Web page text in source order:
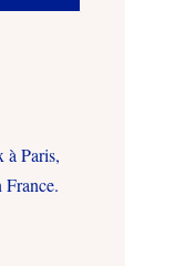
à Paris,
France.